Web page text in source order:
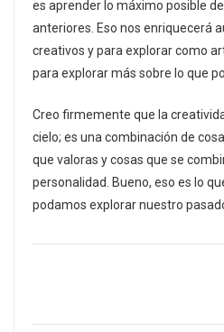
es aprender lo máximo posible
anteriores. Eso nos enriquecerá
creativos y para explorar como
para explorar más sobre lo que
Creo firmemente que la
cielo; es una combinación de
que valoras y cosas que se
personalidad. Bueno, eso es lo
podamos explorar nuestro